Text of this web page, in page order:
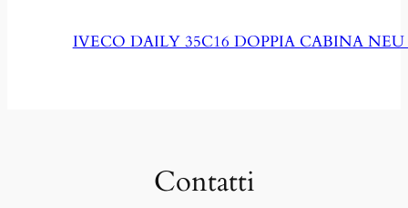
IVECO DAILY 35C16 DOPPIA CABINA
Contatti